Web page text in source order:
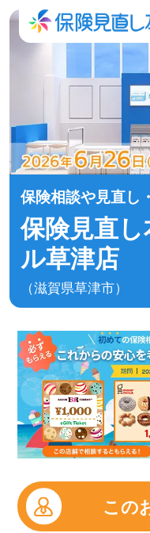
保険相談や見直し
保険見直
ル草津店
（滋賀県草津市）
この